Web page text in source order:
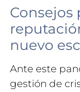
Consejos
nuevo
Ante este
gestión de